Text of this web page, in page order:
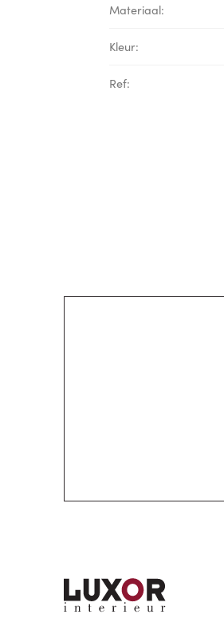
Materiaal:
Kleur:
Ref: